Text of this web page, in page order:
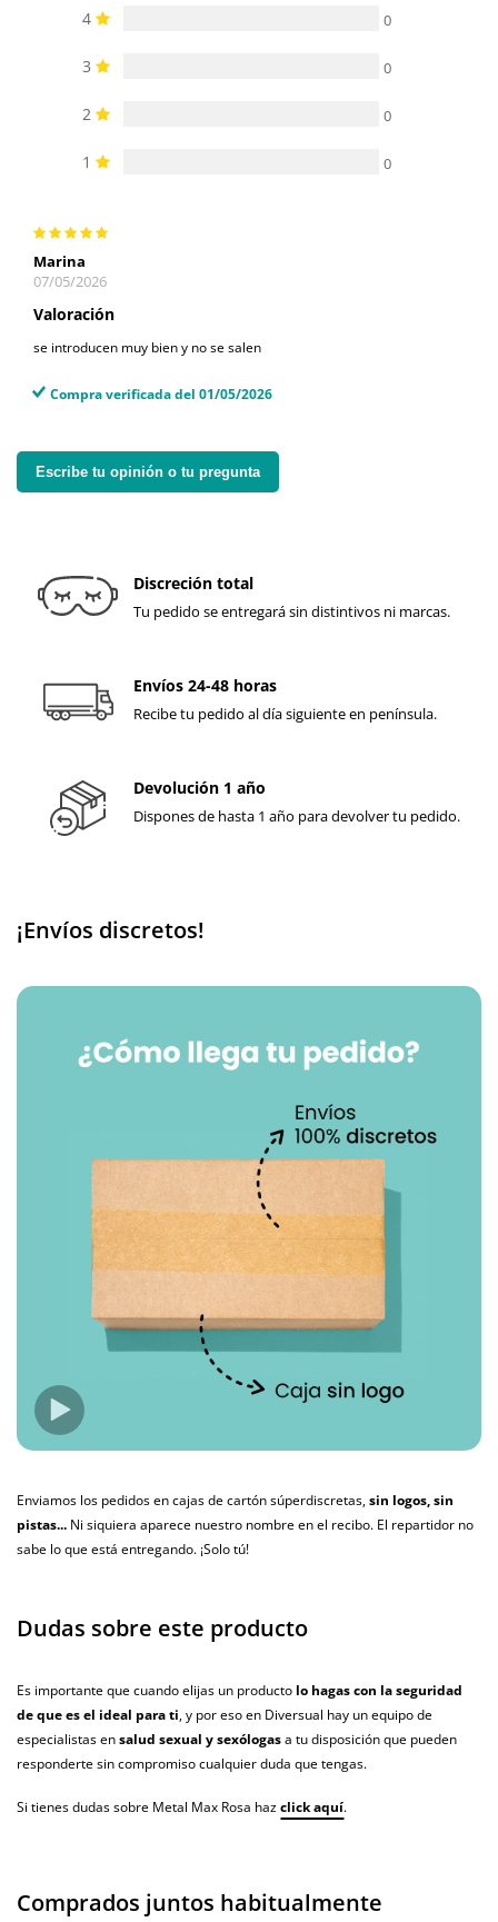
4 0
3 0
2 0
1 0
Marina
07/05/2026
Valoración
se introducen muy bien y no se salen
Compra verificada del 01/05/2026
Escribe tu opinión o tu pregunta
Discreción total
Tu pedido se entregará sin distintivos ni marcas.
Envíos 24-48 horas
Recibe tu pedido al día siguiente en península.
Devolución 1 año
Dispones de hasta 1 año para devolver tu pedido.
¡Envíos discretos!
Enviamos los pedidos en cajas de cartón súperdiscretas,sin logos, sin
pistas... Ni siquiera aparece nuestro nombre en el recibo. El repartidor no
sabe lo que está entregando. ¡Solo tú!
Dudas sobre este producto
Es importante que cuando elijas un producto lo hagas con la seguridad
de que es el ideal para ti, y por eso en Diversual hay un equipo de
especialistas ensalud sexual y sexólogasa tu disposición que pueden
responderte sin compromiso cualquier duda que tengas.
Si tienes dudas sobre Metal Max Rosa hazclick aquí.
Comprados juntos habitualmente